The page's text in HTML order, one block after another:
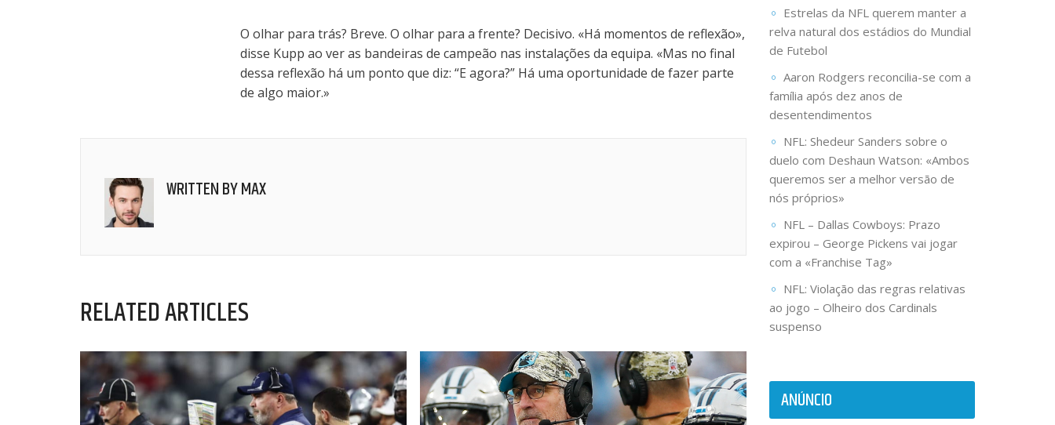
O olhar para trás? Breve. O olhar para a frente? Decisivo. «Há momentos de reflexão»,
disse Kupp ao ver as bandeiras de campeão nas instalações da equipa. «Mas no final
dessa reflexão há um ponto que diz: “E agora?” Há uma oportunidade de fazer parte
de algo maior.»
WRITTEN BYMAX
RELATED ARTICLES
Estrelas da NFL querem manter a
relva natural dos estádios do Mundial
de Futebol
Aaron Rodgers reconcilia-se com a
família após dez anos de
desentendimentos
NFL: Shedeur Sanders sobre o
duelo com Deshaun Watson: «Ambos
queremos ser a melhor versão de
nós próprios»
NFL – Dallas Cowboys: Prazo
expirou – George Pickens vai jogar
com a «Franchise Tag»
NFL: Violação das regras relativas
ao jogo – Olheiro dos Cardinals
suspenso
ANÚNCIO